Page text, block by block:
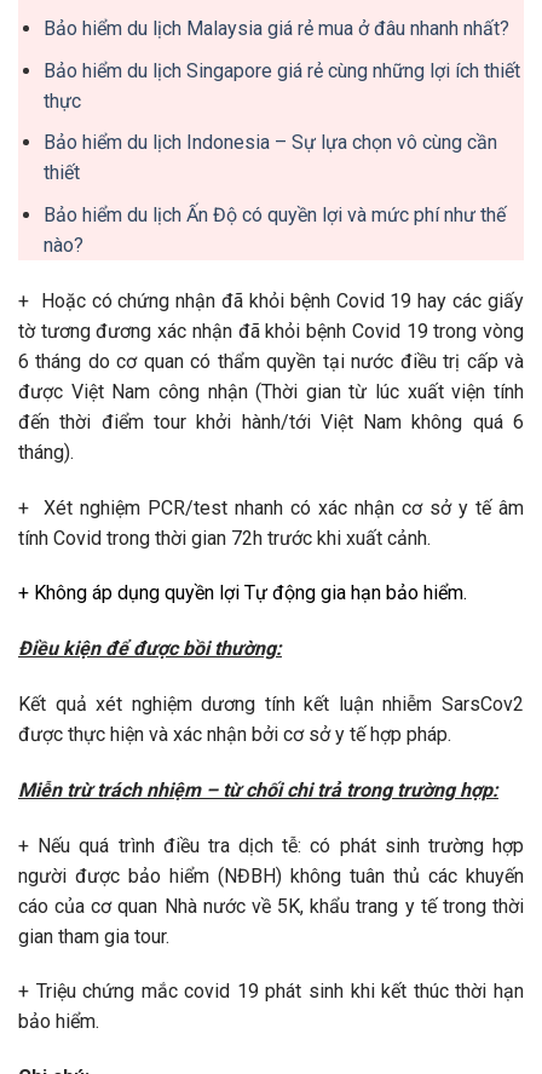
Bảo hiểm du lịch Malaysia giá rẻ mua ở đâu nhanh nhất?
Bảo hiểm du lịch Singapore giá rẻ cùng những lợi ích thiết
thực
Bảo hiểm du lịch Indonesia – Sự lựa chọn vô cùng cần
thiết
Bảo hiểm du lịch Ấn Độ có quyền lợi và mức phí như thế
nào?
+ Hoặc có chứng nhận đã khỏi bệnh Covid 19 hay các giấy
tờ tương đương xác nhận đã khỏi bệnh Covid 19 trong vòng
6 tháng do cơ quan có thẩm quyền tại nước điều trị cấp và
được Việt Nam công nhận (Thời gian từ lúc xuất viện tính
đến thời điểm tour khởi hành/tới Việt Nam không quá 6
tháng).
+ Xét nghiệm PCR/test nhanh có xác nhận cơ sở y tế âm
tính Covid trong thời gian 72h trước khi xuất cảnh.
+ Không áp dụng quyền lợi Tự động gia hạn bảo hiểm.
Điều kiện để được bồi thường:
Kết quả xét nghiệm dương tính kết luận nhiễm SarsCov2
được thực hiện và xác nhận bởi cơ sở y tế hợp pháp.
Miễn trừ trách nhiệm – từ chối chi trả trong trường hợp:
+ Nếu quá trình điều tra dịch tễ: có phát sinh trường hợp
người được bảo hiểm (NĐBH) không tuân thủ các khuyến
cáo của cơ quan Nhà nước về 5K, khẩu trang y tế trong thời
gian tham gia tour.
+ Triệu chứng mắc covid 19 phát sinh khi kết thúc thời hạn
bảo hiểm.